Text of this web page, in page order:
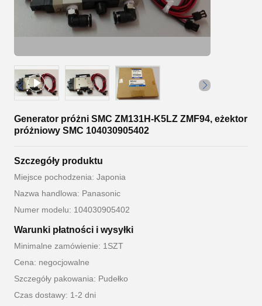
Generator próżni SMC ZM131H-K5LZ ZMF94, eżektor
próżniowy SMC 104030905402
Szczegóły produktu
Miejsce pochodzenia: Japonia
Nazwa handlowa: Panasonic
Numer modelu: 104030905402
Warunki płatności i wysyłki
Minimalne zamówienie: 1SZT
Cena: negocjowalne
Szczegóły pakowania: Pudełko
Czas dostawy: 1-2 dni